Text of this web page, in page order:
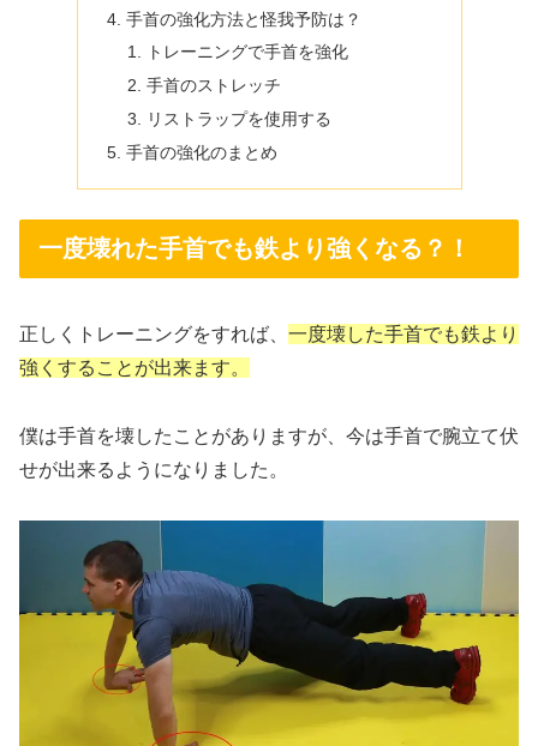
手首の強化方法と怪我予防は？
トレーニングで手首を強化
手首のストレッチ
リストラップを使用する
手首の強化のまとめ
一度壊れた手首でも鉄より強くなる？！
正しくトレーニングをすれば、 一度壊した手首でも鉄より
強くすることが出来ます。
僕は手首を壊したことがありますが、今は手首で腕立て伏
せが出来るようになりました。